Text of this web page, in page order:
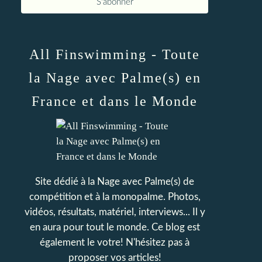
All Finswimming - Toute
la Nage avec Palme(s) en
France et dans le Monde
Site dédié à la Nage avec Palme(s) de
compétition et à la monopalme. Photos,
vidéos, résultats, matériel, interviews... Il y
en aura pour tout le monde. Ce blog est
également le votre! N'hésitez pas à
proposer vos articles!